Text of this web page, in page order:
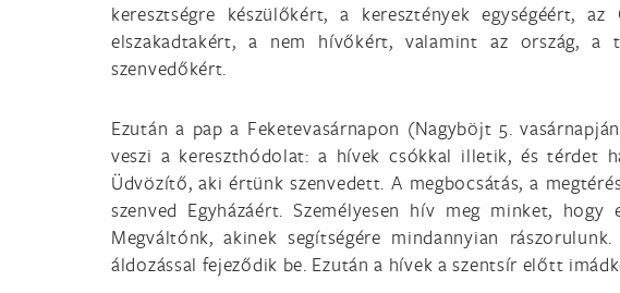
keresztségre készülőkért, a keresztények egységéért,
elszakadtakért, a nem hívőkért, valamint az ország,
szenvedőkért.
Ezután a pap a Feketevasárnapon (Nagyböjt 5.
veszi a kereszthódolat: a hívek csókkal illetik, és térdet
Üdvözítő, aki értünk szenvedett. A megbocsátás, a
szenved Egyházáért. Személyesen hív meg minket,
Megváltónk, akinek segítségére mindannyian
áldozással fejeződik be. Ezután a hívek a szentsír előtt